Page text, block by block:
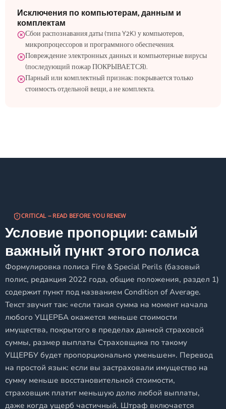
Исключения по компьютерам, данным и
комплектам
Сбои распознавания даты (типа Y2K) у компьютеров,
микропроцессоров и программного обеспечения.
Повреждение электронных данных и компьютерные вирусы
(последующий пожар ПОКРЫВАЕТСЯ).
Парный или комплектный признак: покрывается только
стоимость отдельной вещи, а не комплекта.
CRITICAL — READ BEFORE YOU RENEW
Условие пропорции: самый
важный пункт этого полиса
Формулировка полиса Fire & Special Perils (базовый
полис, редакция 2022 года, общие положения, раздел 1)
содержит пункт под названием Condition of Average.
Текст звучит так: «если такая сумма на момент начала
любого УЩЕРБА окажется меньше стоимости
имущества, покрытого в пределах данной страховой
суммы, размер выплаты Страховщика по такому
УЩЕРБУ будет пропорционально уменьшен». Перевод
на простой язык: если вы застраховали имущество на
сумму меньше восстановительной стоимости,
страховщик платит меньшую долю любой выплаты,
даже когда ущерб частичный. Штраф включается